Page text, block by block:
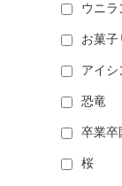
ウニラ
お菓子
アイシ
恐竜
卒業卒
桜